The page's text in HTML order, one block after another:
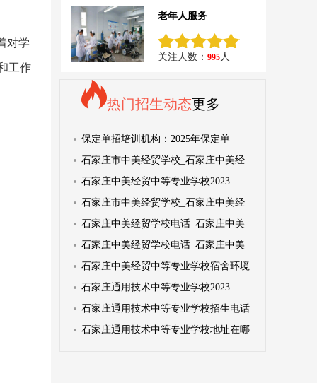
对学
工作
老年人服务
关注人数： 995人
热门招生动态更多
保定单招培训机构：2025年保定单
石家庄市中美经贸学校_石家庄中美经
石家庄中美经贸中等专业学校2023
石家庄市中美经贸学校_石家庄中美经
石家庄中美经贸学校电话_石家庄中美
石家庄中美经贸学校电话_石家庄中美
石家庄中美经贸中等专业学校宿舍环境
石家庄通用技术中等专业学校2023
石家庄通用技术中等专业学校招生电话
石家庄通用技术中等专业学校地址在哪